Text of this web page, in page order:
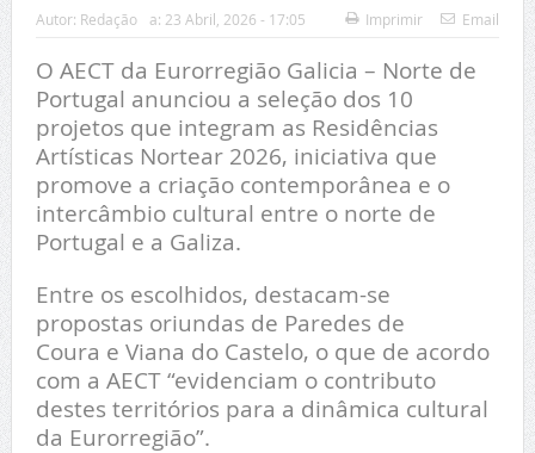
Autor: Redação a: 23 Abril, 2026 - 17:05 Imprimir Email
O AECT da Eurorregião Galicia – Norte de
Portugal anunciou a seleção dos 10
projetos que integram as Residências
Artísticas Nortear 2026, iniciativa que
promove a criação contemporânea e o
intercâmbio cultural entre o norte de
Portugal e a Galiza.
Entre os escolhidos, destacam-se
propostas oriundas de Paredes de
Coura e Viana do Castelo, o que de acordo
com a AECT “evidenciam o contributo
destes territórios para a dinâmica cultural
da Eurorregião”.